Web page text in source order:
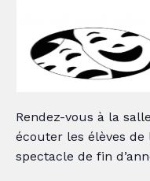
Rendez-vous à la
écouter les élèves de
spectacle de fin